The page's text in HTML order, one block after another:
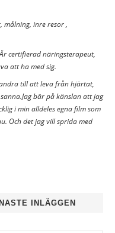
målning, inre resor ,
certifierad näringsterapeut,
att ha med sig.
till att leva från hjärtat,
bär på känslan att jag
i min alldeles egna film som
Och det jag vill sprida med
INLÄGGEN